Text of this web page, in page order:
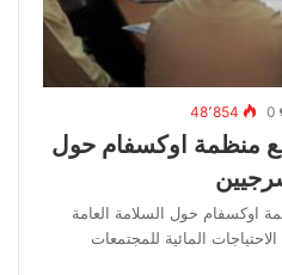
48٬854
منظمة اوكسفام حول
اوكسفام حول السلامة العامة
المائية للمجتمعات